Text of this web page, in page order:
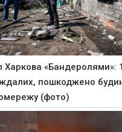
Харкова «Бандеролями»:
пошкоджено
(фото)